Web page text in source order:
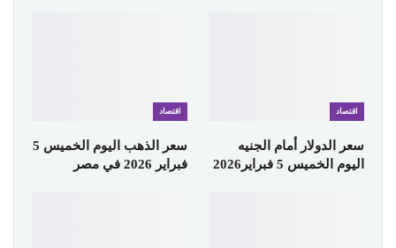
اقتصاد
سعر الدولار أمام الجنيه
اليوم الخميس 5 فبراير2026
اقتصاد
سعر الذهب اليوم الخميس 5
فبراير 2026 في مصر